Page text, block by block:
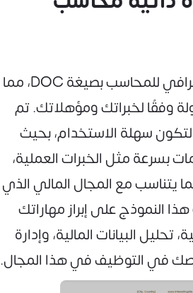
نموذج سيرة ذاتية احترافي للمحاسب بصيغة DOC، مما
وفقًا لخبراتك ومؤهلاتك. تم
لتكون سهلة الاستخدام، بحيث
بسرعة مثل الخبرات العملية،
يتناسب مع المجال المالي الذي
النموذج على إبراز مهاراتك
تحليل البيانات المالية، وإدارة
في التوظيف في هذا المجال.